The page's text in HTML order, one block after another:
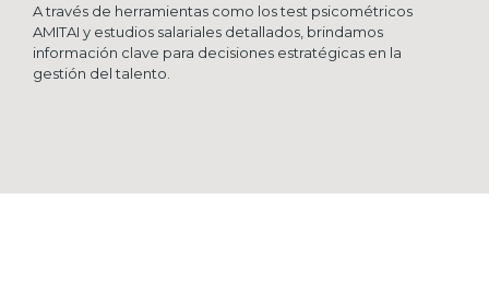
A través de herramientas como los test psicométricos
AMITAI y estudios salariales detallados, brindamos
información clave para decisiones estratégicas en la
gestión del talento.